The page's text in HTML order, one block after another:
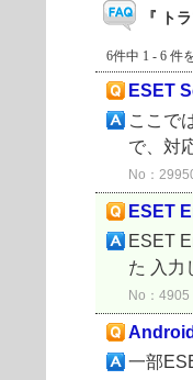
『 ト
6件中 1 - 6 件
ESET
ここで
で、対
No：
ESET
ESET
た 入力
No：4905
一部